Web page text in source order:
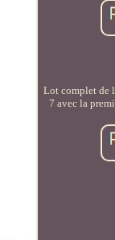
Lot complet de
7 avec la